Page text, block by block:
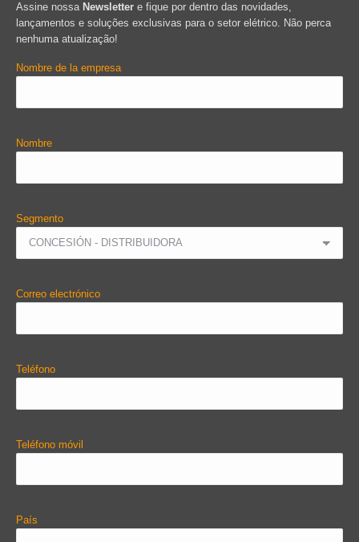
Assine nossa Newsletter e fique por dentro das novidades,
lançamentos e soluções exclusivas para o setor elétrico. Não perca
nenhuma atualização!
Nombre de la empresa
Nombre
Segmento
Correo electrónico
Teléfono
Teléfono móvil
País